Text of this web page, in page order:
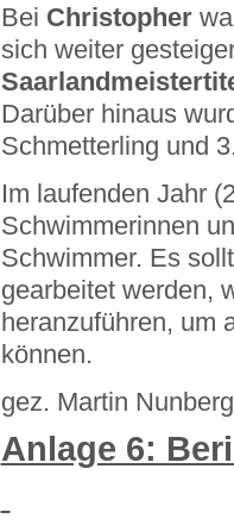
Bei Christopher
sich weiter
Darüber hinaus
Schmetterling und
Im laufenden Jahr
Schwimmerinnen
Schwimmer. Es
gearbeitet werden,
heranzuführen, um
können.
gez. Martin
Anlage 6: